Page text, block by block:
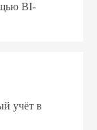
BI-
учёт в